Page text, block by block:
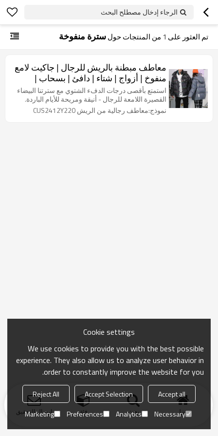
الرجاء إدخال مصطلح البحث
تم العثور على 1 من المنتجات حولسترة منفوخة
معاطف مبطنة بالريش للرجال | جاكيت لامع
منفوخ | أزواج | شتاء | دافئ | بسحاب |
ملابس الشارع
استمتع بأقصى درجات الدفء الشتوي مع سترتنا البيضاء
القصيرة اللامعة للرجال - أنيقة ومريحة للأيام الباردة.
نموذج:معاطف رجالية من الريش CUS2412Y220
منزل بحث فئة ارسال التحقيق
Cookie settings
We use cookies to provide you with the best possible
experience. They also allow us to analyze user behavior in
order to constantly improve the website for you.
Accept all
Accept Selection
Reject All
Necessary
Analytics
Preferences
Marketing